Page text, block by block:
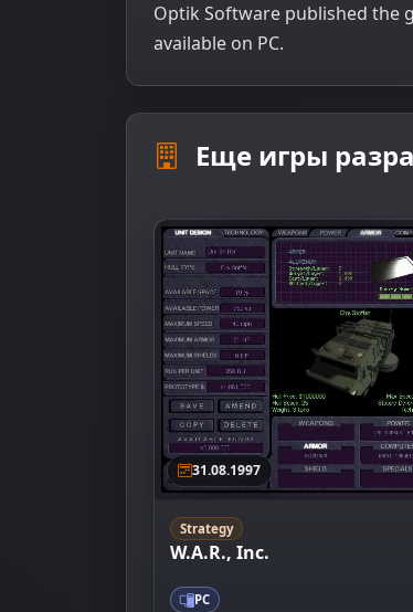
Optik Software published the
available on PC.
Еще игры
31.08.1997
Strategy
W.A.R., Inc.
PC